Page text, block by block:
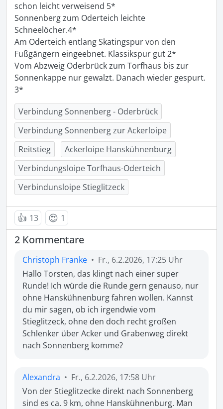
schon leicht verweisend 5*
Sonnenberg zum Oderteich leichte
Schneelöcher.4*
Am Oderteich entlang Skatingspur von den
Fußgängern eingeebnet. Klassikspur gut 2*
Vom Abzweig Oderbrück zum Torfhaus bis zur
Sonnenkappe nur gewalzt. Danach wieder gespurt.
Verbindung Sonnenberg - Oderbrück
Verbindung Sonnenberg zur Ackerloipe
Reitstieg
Ackerloipe Hanskühnenburg
Verbindungsloipe Torfhaus-Oderteich
Verbindunsloipe Stieglitzeck
👍 13 😍 1
2 Kommentare
Christoph Franke • Fr., 6.2.2026, 17:25 Uhr
Hallo Torsten, das klingt nach einer super
Runde! Ich würde die Runde gern genauso, nur
ohne Hanskühnenburg fahren wollen. Kannst
du mir sagen, ob ich irgendwie vom
Stieglitzeck, ohne den doch recht großen
Schlenker über Acker und Grabenweg direkt
nach Sonnenberg komme?
Alexandra • Fr., 6.2.2026, 17:58 Uhr
Von der Stieglitzecke direkt nach Sonnenberg
sind es ca. 9 km, ohne Hanskühnenburg. Man